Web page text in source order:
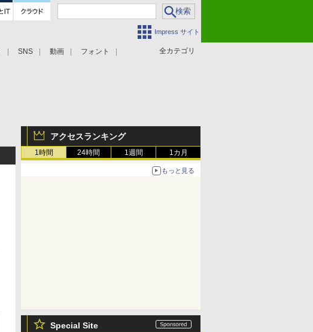
Impress サイト
全カテゴリ
SNS 動画 フォント
アクセスランキング
1時間 24時間 1週間 1カ月
もっと見る
Special Site